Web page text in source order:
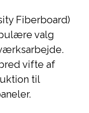
Fiberboard)
valg
vifte af
til